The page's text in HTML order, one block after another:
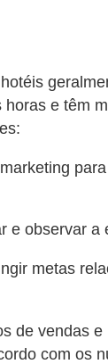
horas e têm
e observar a
metas
de vendas
com os